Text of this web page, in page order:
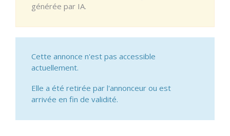
générée par IA.
Cette annonce n'est pas accessible
actuellement.
Elle a été retirée par l'annonceur ou est
arrivée en fin de validité.